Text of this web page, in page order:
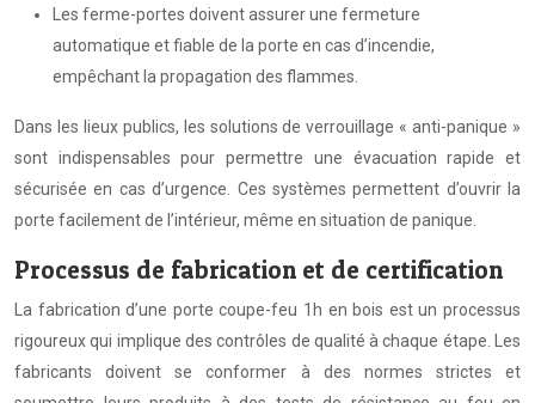
Les ferme-portes doivent assurer une fermeture
automatique et fiable de la porte en cas d’incendie,
empêchant la propagation des flammes.
Dans les lieux publics, les solutions de verrouillage « anti-panique »
sont indispensables pour permettre une évacuation rapide et
sécurisée en cas d’urgence. Ces systèmes permettent d’ouvrir la
porte facilement de l’intérieur, même en situation de panique.
Processus de fabrication et de certification
La fabrication d’une porte coupe-feu 1h en bois est un processus
rigoureux qui implique des contrôles de qualité à chaque étape. Les
fabricants doivent se conformer à des normes strictes et